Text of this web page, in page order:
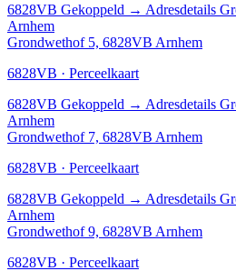
6828VB Gekoppeld → Adresdetails
Arnhem
Grondwethof 5, 6828VB Arnhem
6828VB · Perceelkaart
6828VB Gekoppeld → Adresdetails
Arnhem
Grondwethof 7, 6828VB Arnhem
6828VB · Perceelkaart
6828VB Gekoppeld → Adresdetails
Arnhem
Grondwethof 9, 6828VB Arnhem
6828VB · Perceelkaart